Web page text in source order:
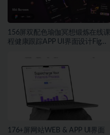
156屏双配色瑜伽冥想锻炼在线课
程健康跟踪APP UI界面设计Figma
176+屏网站WEB & APP UI界面